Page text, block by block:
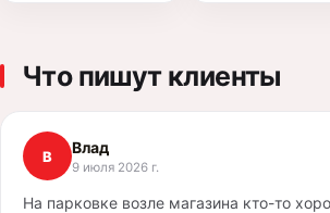
Что пишут клиенты
В Влад
9 июля 2026 г.
На парковке возле магазина кто-то